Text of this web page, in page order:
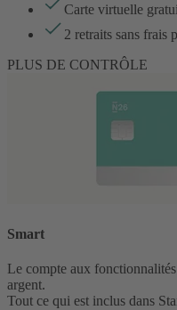
Carte virtuelle
2 retraits sans frais
PLUS DE CONTRÔLE
Smart
Le compte aux
argent.
Tout ce qui est inclus dans